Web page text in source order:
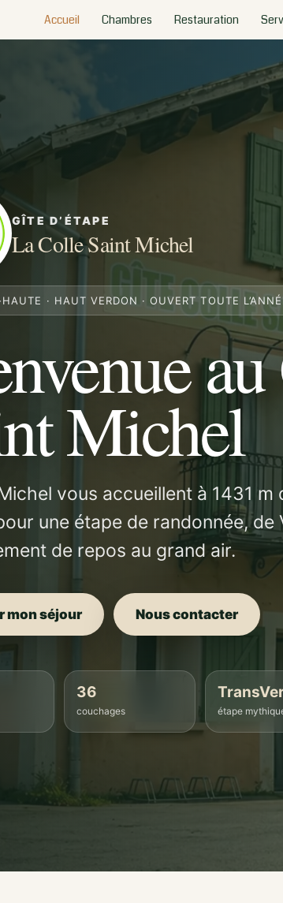
Accueil Chambres Restauration
GÎTE D’ÉTAPE
La Colle Saint Michel
· HAUT VERDON · OUVERT TOUTE
Michel
vous accueillent à 1431
une étape de randonnée,
de repos au grand air.
mon séjour Nous contacter
36
couchages étape